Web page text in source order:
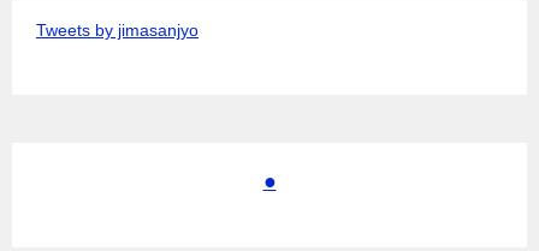
Tweets by jimasanjyo
●